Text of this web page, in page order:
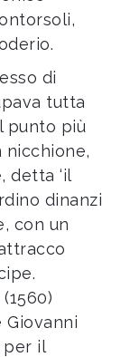
di
tutta
punto più
nicchione,
detta ‘il
dinanzi
con un
Giovanni
per il